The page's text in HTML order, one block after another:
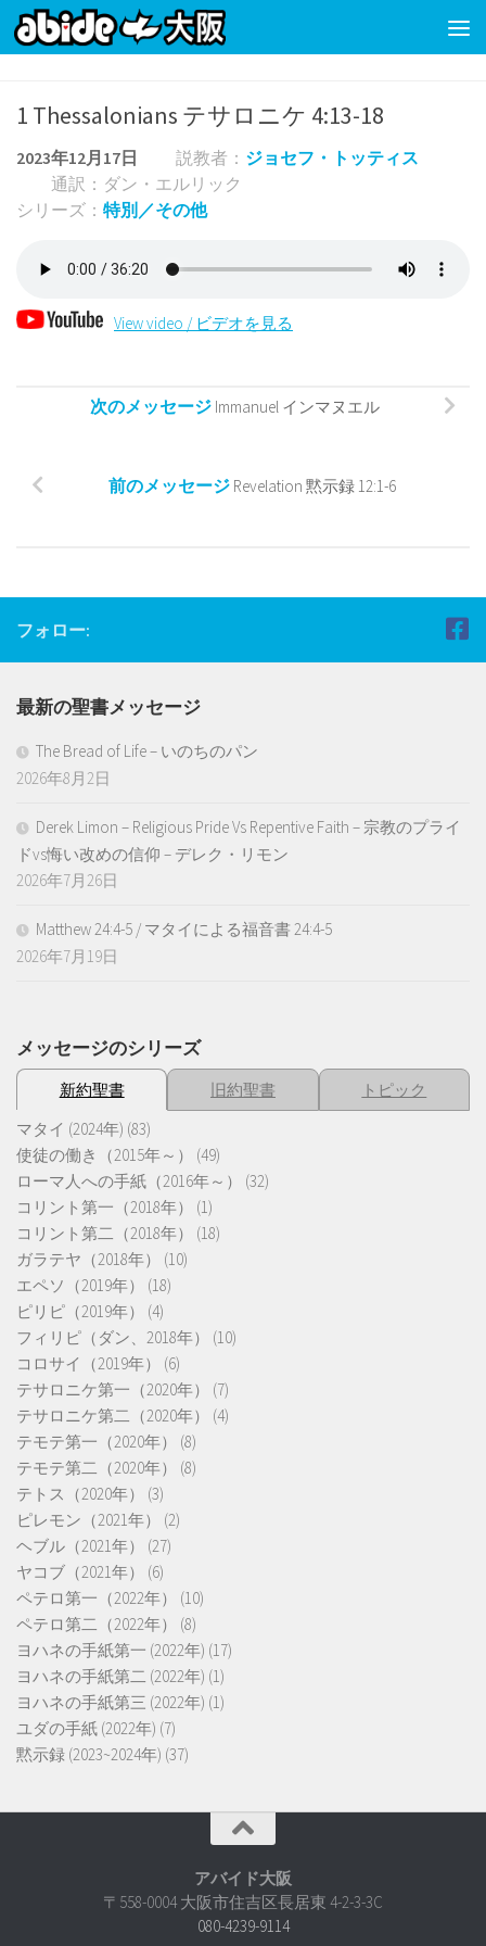
コンテンツの下
1 Thessalonians テサロニケ 4:13-18
2023年12月17日 説教者： ジョセフ・トッティス
通訳：ダン・エルリック
シリーズ： 特別／その他
View video / ビデオを見る
次のメッセージ Immanuel インマヌエル
前のメッセージ Revelation 黙示録 12:1-6
フォロー:
最新の聖書メッセージ
The Bread of Life – いのちのパン
2026年8月2日
Derek Limon – Religious Pride Vs Repentive Faith – 宗教のプライ
ドvs悔い改めの信仰 – デレク・リモン
2026年7月26日
Matthew 24:4-5 / マタイによる福音書 24:4-5
2026年7月19日
メッセージのシリーズ
新約聖書 旧約聖書
トピック
マタイ (2024年) (83)
使徒の働き（2015年～）
(49)
ローマ人への手紙（2016年～）
(32)
コリント第一（2018年）
(1)
コリント第二（2018年）
(18)
ガラテヤ（2018年）
(10)
エペソ（2019年）
(18)
ピリピ（2019年）
(4)
フィリピ（ダン、2018年）
(10)
コロサイ（2019年）
(6)
テサロニケ第一（2020年）
(7)
テサロニケ第二（2020年）
(4)
テモテ第一（2020年）
(8)
テモテ第二（2020年）
(8)
テトス（2020年）
(3)
ピレモン（2021年）
(2)
ヘブル（2021年）
(27)
ヤコブ（2021年）
(6)
ペテロ第一（2022年）
(10)
ペテロ第二（2022年）
(8)
ヨハネの手紙第一 (2022年) (17)
ヨハネの手紙第二 (2022年) (1)
ヨハネの手紙第三 (2022年) (1)
ユダの手紙 (2022年) (7)
黙示録 (2023~2024年) (37)
アバイド大阪
〒558-0004 大阪市住吉区長居東 4-2-3-3C
080-4239-9114